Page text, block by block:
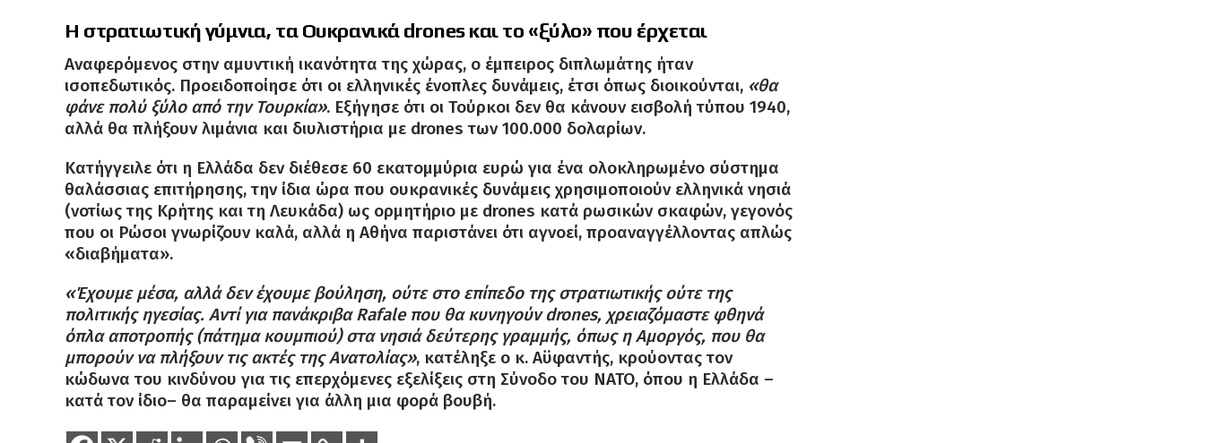
Η στρατιωτική γύμνια, τα Ουκρανικά drones και το «ξύλο» που έρχεται
Αναφερόμενος στην αμυντική ικανότητα της χώρας, ο έμπειρος διπλωμάτης ήταν
ισοπεδωτικός. Προειδοποίησε ότι οι ελληνικές ένοπλες δυνάμεις, έτσι όπως διοικούνται, «θα
φάνε πολύ ξύλο από την Τουρκία». Εξήγησε ότι οι Τούρκοι δεν θα κάνουν εισβολή τύπου 1940,
αλλά θα πλήξουν λιμάνια και διυλιστήρια με drones των 100.000 δολαρίων.
Κατήγγειλε ότι η Ελλάδα δεν διέθεσε 60 εκατομμύρια ευρώ για ένα ολοκληρωμένο σύστημα
θαλάσσιας επιτήρησης, την ίδια ώρα που ουκρανικές δυνάμεις χρησιμοποιούν ελληνικά νησιά
(νοτίως της Κρήτης και τη Λευκάδα) ως ορμητήριο με drones κατά ρωσικών σκαφών, γεγονός
που οι Ρώσοι γνωρίζουν καλά, αλλά η Αθήνα παριστάνει ότι αγνοεί, προαναγγέλλοντας απλώς
«διαβήματα».
«Έχουμε μέσα, αλλά δεν έχουμε βούληση, ούτε στο επίπεδο της στρατιωτικής ούτε της
πολιτικής ηγεσίας. Αντί για πανάκριβα Rafale που θα κυνηγούν drones, χρειαζόμαστε φθηνά
όπλα αποτροπής (πάτημα κουμπιού) στα νησιά δεύτερης γραμμής, όπως η Αμοργός, που θα
μπορούν να πλήξουν τις ακτές της Ανατολίας», κατέληξε ο κ. Αϋφαντής, κρούοντας τον
κώδωνα του κινδύνου για τις επερχόμενες εξελίξεις στη Σύνοδο του ΝΑΤΟ, όπου η Ελλάδα –
κατά τον ίδιο– θα παραμείνει για άλλη μια φορά βουβή.